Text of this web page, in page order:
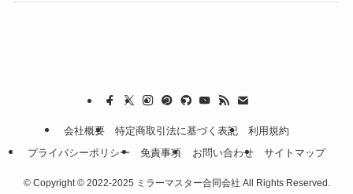
会社概要 特定商取引法に基づく表記
利用規約
プライバシーポリシー
免責事項 お問い合わせ サイトマップ
©Copyright © 2022-2025 ミラーマスター合同会社 All Rights Reserved.